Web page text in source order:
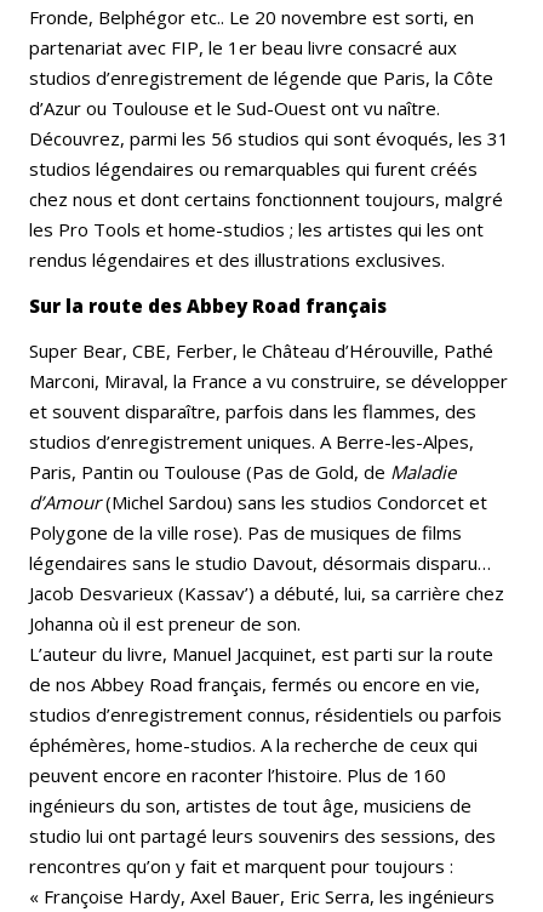
Fronde, Belphégor etc.. Le 20 novembre est sorti, en
partenariat avec FIP, le 1er beau livre consacré aux
studios d’enregistrement de légende que Paris, la Côte
d’Azur ou Toulouse et le Sud-Ouest ont vu naître.
Découvrez, parmi les 56 studios qui sont évoqués, les 31
studios légendaires ou remarquables qui furent créés
chez nous et dont certains fonctionnent toujours, malgré
les Pro Tools et home-studios ; les artistes qui les ont
rendus légendaires et des illustrations exclusives.
Sur la route des Abbey Road français
Super Bear, CBE, Ferber, le Château d’Hérouville, Pathé
Marconi, Miraval, la France a vu construire, se développer
et souvent disparaître, parfois dans les flammes, des
studios d’enregistrement uniques. A Berre-les-Alpes,
Paris, Pantin ou Toulouse (Pas de Gold, de Maladie
d’Amour(Michel Sardou) sans les studios Condorcet et
Polygone de la ville rose). Pas de musiques de films
légendaires sans le studio Davout, désormais disparu…
Jacob Desvarieux (Kassav’) a débuté, lui, sa carrière chez
Johanna où il est preneur de son.
L’auteur du livre, Manuel Jacquinet, est parti sur la route
de nos Abbey Road français, fermés ou encore en vie,
studios d’enregistrement connus, résidentiels ou parfois
éphémères, home-studios. A la recherche de ceux qui
peuvent encore en raconter l’histoire. Plus de 160
ingénieurs du son, artistes de tout âge, musiciens de
studio lui ont partagé leurs souvenirs des sessions, des
rencontres qu’on y fait et marquent pour toujours :
« Françoise Hardy, Axel Bauer, Eric Serra, les ingénieurs